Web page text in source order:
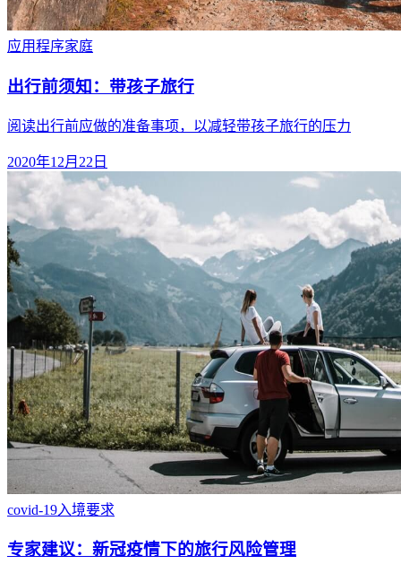
应用程序家庭
出行前须知：带孩子旅行
阅读出行前应做的准备事项，以减轻带孩子旅行的压力
2020年12月22日
covid-19入境要求
专家建议：新冠疫情下的旅行风险管理